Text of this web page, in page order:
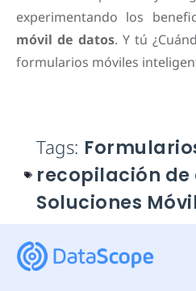
experimentando los
móvil de datos. Y tú
formularios móviles
Tags:
recopilación de
Soluciones